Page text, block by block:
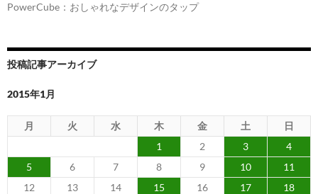
PowerCube：おしゃれなデザインのタップ
投稿記事アーカイブ
2015年1月
月 火 水 木 金 土
日
1
2 3
4
5
6 7 8 9 10
11
12
13 14 15 16 17
18